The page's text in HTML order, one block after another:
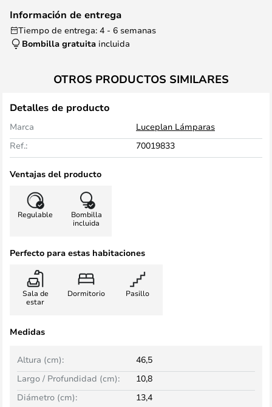
Información de entrega
Tiempo de entrega: 4 - 6 semanas
Bombilla gratuita incluida
OTROS PRODUCTOS SIMILARES
Detalles de producto
Marca
Luceplan Lámparas
Ref.:
70019833
Ventajas del producto
Regulable
Bombilla
incluida
Perfecto para estas habitaciones
Sala de
estar
Dormitorio Pasillo
Medidas
Altura (cm):
46,5
Largo / Profundidad (cm):
10,8
Diámetro (cm):
13,4